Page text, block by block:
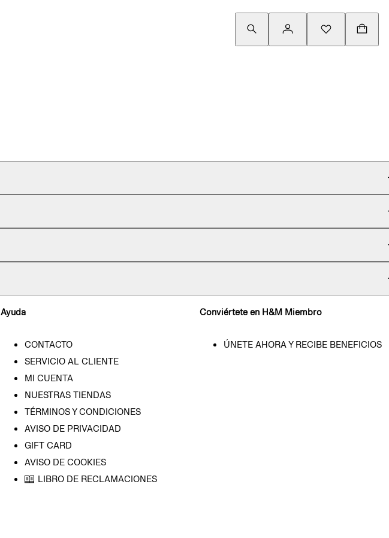
Ayuda
CONTACTO
SERVICIO AL CLIENTE
MI CUENTA
NUESTRAS TIENDAS
TÉRMINOS Y CONDICIONES
AVISO DE PRIVACIDAD
GIFT CARD
AVISO DE COOKIES
LIBRO DE RECLAMACIONES
Conviértete en H&M Miembro
ÚNETE AHORA Y RECIBE BENEFICIOS